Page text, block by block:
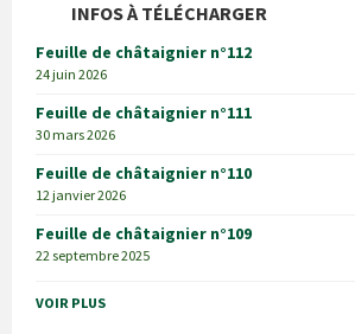
INFOS À TÉLÉCHARGER
Feuille de châtaignier n°112
24 juin 2026
Feuille de châtaignier n°111
30 mars 2026
Feuille de châtaignier n°110
12 janvier 2026
Feuille de châtaignier n°109
22 septembre 2025
VOIR PLUS